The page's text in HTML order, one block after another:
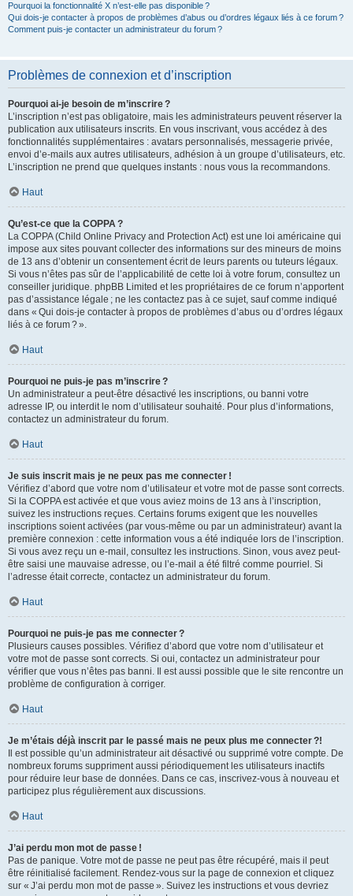
Pourquoi la fonctionnalité X n’est-elle pas disponible ?
Qui dois-je contacter à propos de problèmes d’abus ou d’ordres légaux liés à ce forum ?
Comment puis-je contacter un administrateur du forum ?
Problèmes de connexion et d’inscription
Pourquoi ai-je besoin de m’inscrire ?
L’inscription n’est pas obligatoire, mais les administrateurs peuvent réserver la
publication aux utilisateurs inscrits. En vous inscrivant, vous accédez à des
fonctionnalités supplémentaires : avatars personnalisés, messagerie privée,
envoi d’e-mails aux autres utilisateurs, adhésion à un groupe d’utilisateurs, etc.
L’inscription ne prend que quelques instants : nous vous la recommandons.
Haut
Qu’est-ce que la COPPA ?
La COPPA (Child Online Privacy and Protection Act) est une loi américaine qui
impose aux sites pouvant collecter des informations sur des mineurs de moins
de 13 ans d’obtenir un consentement écrit de leurs parents ou tuteurs légaux.
Si vous n’êtes pas sûr de l’applicabilité de cette loi à votre forum, consultez un
conseiller juridique. phpBB Limited et les propriétaires de ce forum n’apportent
pas d’assistance légale ; ne les contactez pas à ce sujet, sauf comme indiqué
dans « Qui dois-je contacter à propos de problèmes d’abus ou d’ordres légaux
liés à ce forum ? ».
Haut
Pourquoi ne puis-je pas m’inscrire ?
Un administrateur a peut-être désactivé les inscriptions, ou banni votre
adresse IP, ou interdit le nom d’utilisateur souhaité. Pour plus d’informations,
contactez un administrateur du forum.
Haut
Je suis inscrit mais je ne peux pas me connecter !
Vérifiez d’abord que votre nom d’utilisateur et votre mot de passe sont corrects.
Si la COPPA est activée et que vous aviez moins de 13 ans à l’inscription,
suivez les instructions reçues. Certains forums exigent que les nouvelles
inscriptions soient activées (par vous-même ou par un administrateur) avant la
première connexion : cette information vous a été indiquée lors de l’inscription.
Si vous avez reçu un e-mail, consultez les instructions. Sinon, vous avez peut-
être saisi une mauvaise adresse, ou l’e-mail a été filtré comme pourriel. Si
l’adresse était correcte, contactez un administrateur du forum.
Haut
Pourquoi ne puis-je pas me connecter ?
Plusieurs causes possibles. Vérifiez d’abord que votre nom d’utilisateur et
votre mot de passe sont corrects. Si oui, contactez un administrateur pour
vérifier que vous n’êtes pas banni. Il est aussi possible que le site rencontre un
problème de configuration à corriger.
Haut
Je m’étais déjà inscrit par le passé mais ne peux plus me connecter ?!
Il est possible qu’un administrateur ait désactivé ou supprimé votre compte. De
nombreux forums suppriment aussi périodiquement les utilisateurs inactifs
pour réduire leur base de données. Dans ce cas, inscrivez-vous à nouveau et
participez plus régulièrement aux discussions.
Haut
J’ai perdu mon mot de passe !
Pas de panique. Votre mot de passe ne peut pas être récupéré, mais il peut
être réinitialisé facilement. Rendez-vous sur la page de connexion et cliquez
sur « J’ai perdu mon mot de passe ». Suivez les instructions et vous devriez